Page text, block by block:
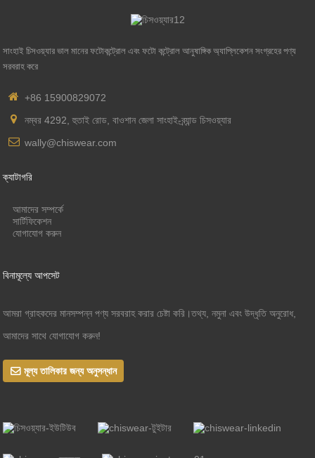
সাংহাই চিসওয়্যার ভাল মানের ফটোকন্ট্রোল এবং ফটো কন্ট্রোল আনুষাঙ্গিক অ্যাপ্লিকেশন সংগ্রহের পণ্য
সরবরাহ করে
+86 15900829072
নম্বর 4292, হুতাই রোড, বাওশান জেলা সাংহাই-ব্র্যান্ড চিসওয়্যার
wally@chiswear.com
ক্যাটাগরি
আমাদের সম্পর্কে
সার্টিফিকেশন
যোগাযোগ করুন
বিনামূল্যে আপসেট
আমরা গ্রাহকদের মানসম্পন্ন পণ্য সরবরাহ করার চেষ্টা করি।তথ্য, নমুনা এবং উদ্ধৃতি অনুরোধ,
আমাদের সাথে যোগাযোগ করুন!
মূল্য তালিকার জন্য অনুসন্ধান